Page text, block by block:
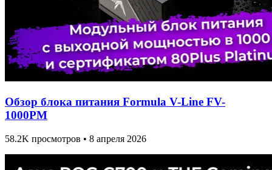
Обзор блока питания Formula V-Line FV-
1000PM
58.2K просмотров • 8 апреля 2026